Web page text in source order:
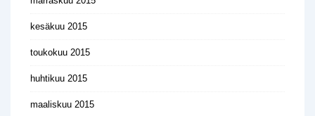
kesäkuu 2015
toukokuu 2015
huhtikuu 2015
maaliskuu 2015